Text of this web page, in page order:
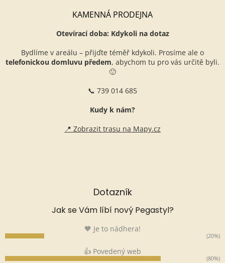
KAMENNÁ PRODEJNA
Otevírací doba: Kdykoli na dotaz
Bydlíme v areálu – přijďte téměř kdykoli. Prosíme ale o
telefonickou domluvu předem, abychom tu pro vás určitě byli.
🙂
📞 739 014 685
Kudy k nám?
📍 Zobrazit trasu na Mapy.cz
Dotazník
Jak se Vám líbí nový Pegastyl?
🧡 Je to nádhera!
(20%)
👍 Povedený web
(80%)